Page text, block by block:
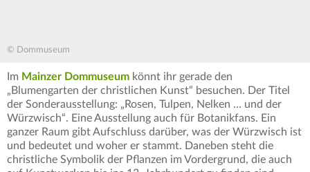
© Dommuseum
Im Mainzer Dommuseum könnt ihr gerade den
„Blumengarten der christlichen Kunst“ besuchen. Der Titel
der Sonderausstellung: „Rosen, Tulpen, Nelken … und der
Würzwisch“. Eine Ausstellung auch für Botanikfans. Ein
ganzer Raum gibt Aufschluss darüber, was der Würzwisch ist
und bedeutet und woher er stammt. Daneben steht die
christliche Symbolik der Pflanzen im Vordergrund, die auch